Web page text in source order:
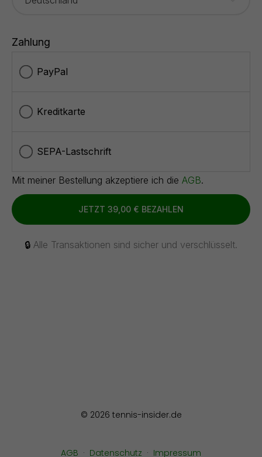
Zahlung
PayPal
Kreditkarte
SEPA-Lastschrift
Mit meiner Bestellung akzeptiere ich die AGB.
JETZT 39,00 € BEZAHLEN
🔒 Alle Transaktionen sind sicher und verschlüsselt.
© 2026 tennis-insider.de
AGB · Datenschutz · Impressum